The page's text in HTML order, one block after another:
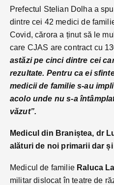
Prefectul Stelian Dolha a
dintre cei 42 medici de
Covid, cărora a ținut să le
care CJAS are contract cu
astăzi pe cinci dintre cei
rezultate. Pentru ca ei
medicii de familie s-au
acolo unde nu s-a
văzut”.
Medicul din Braniștea, dr
alături de noi primarii dar
Medicul de familie Raluca
militar dislocat în teatre de